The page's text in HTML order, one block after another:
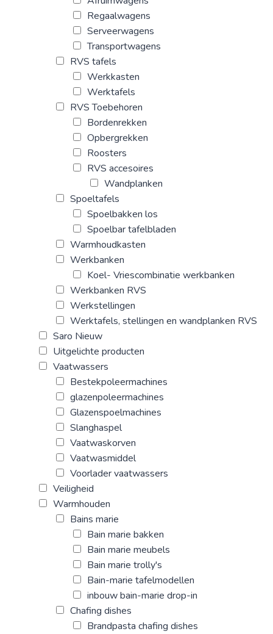
Regaalwagens
Serveerwagens
Transportwagens
RVS tafels
Werkkasten
Werktafels
RVS Toebehoren
Bordenrekken
Opbergrekken
Roosters
RVS accesoires
Wandplanken
Spoeltafels
Spoelbakken los
Spoelbar tafelbladen
Warmhoudkasten
Werkbanken
Koel- Vriescombinatie werkbanken
Werkbanken RVS
Werkstellingen
Werktafels, stellingen en wandplanken RVS
Saro Nieuw
Uitgelichte producten
Vaatwassers
Bestekpoleermachines
glazenpoleermachines
Glazenspoelmachines
Slanghaspel
Vaatwaskorven
Vaatwasmiddel
Voorlader vaatwassers
Veiligheid
Warmhouden
Bains marie
Bain marie bakken
Bain marie meubels
Bain marie trolly's
Bain-marie tafelmodellen
inbouw bain-marie drop-in
Chafing dishes
Brandpasta chafing dishes